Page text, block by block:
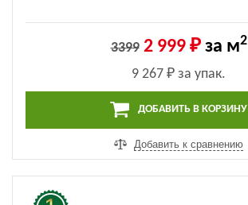
3399 2 999 ₽за м2
9 267 ₽ за упак.
ДОБАВИТЬ В КОРЗИНУ
Добавить к сравнению